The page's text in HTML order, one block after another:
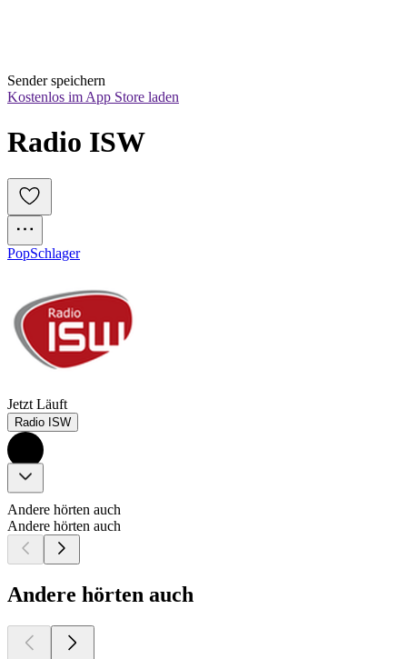
Sender speichern
Kostenlos im App Store laden
Radio ISW
PopSchlager
Jetzt Läuft
Radio ISW
Andere hörten auch
Andere hörten auch
Andere hörten auch